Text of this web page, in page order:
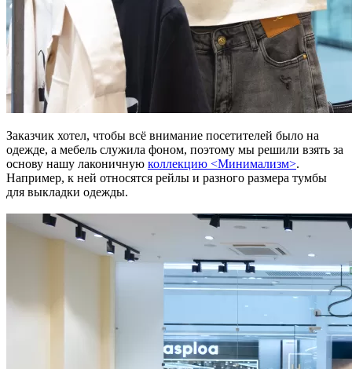
Заказчик хотел, чтобы всё внимание посетителей было на
одежде, а мебель служила фоном, поэтому мы решили взять за
основу нашу лаконичную коллекцию <Минимализм>.
Например, к ней относятся рейлы и разного размера тумбы
для выкладки одежды.